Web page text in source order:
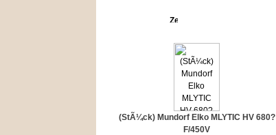
(StÃ¼ck) Mundorf Elko MLYTIC HV 680?
F/450V